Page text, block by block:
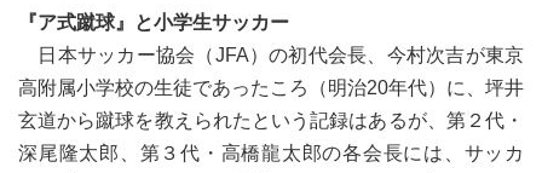
『ア式蹴球』と小学生サッカー
日本サッカー協会（JFA）の初代会長、今村次吉が東京
高附属小学校の生徒であったころ（明治20年代）に、坪井
玄道から蹴球を教えられたという記録はあるが、第２代・
深尾隆太郎、第３代・高橋龍太郎の各会長には、サッカ